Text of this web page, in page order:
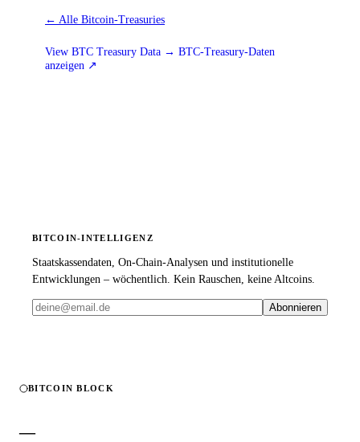
← Alle Bitcoin-Treasuries
View BTC Treasury Data → BTC-Treasury-Daten
anzeigen ↗
BITCOIN-INTELLIGENZ
Staatskassendaten, On-Chain-Analysen und institutionelle
Entwicklungen – wöchentlich. Kein Rauschen, keine Altcoins.
Abonnieren
BITCOIN BLOCK
—